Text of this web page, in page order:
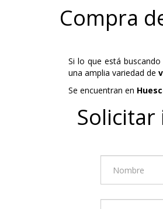
Compra
Si lo que está buscando
una amplia variedad de
Se encuentran en